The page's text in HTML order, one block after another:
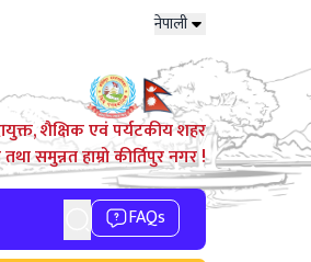
नेपाली
शैक्षिक एवं पर्यटकीय शहर
समुन्नत हाम्रो कीर्तिपुर नगर !
FAQs